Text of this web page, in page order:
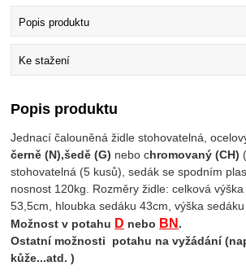
Popis produktu
Ke stažení
Popis produktu
Jednací čalouněná židle stohovatelná,
černě (N),šedě (G) nebo chromovaný (CH)
stohovatelná (5 kusů), sedák se spodním
nosnost 120kg. Rozměry židle: celková
53,5cm, hloubka sedáku 43cm, výška
Možnost v potahu D nebo BN .
Ostatní možnosti potahu na vyžádání
kůže...atd. )